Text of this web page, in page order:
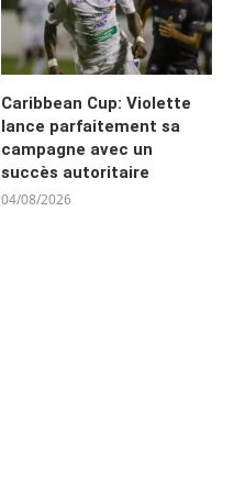
Caribbean Cup: Violette
lance parfaitement sa
campagne avec un
succès autoritaire
04/08/2026